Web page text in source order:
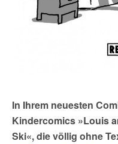
In Ihrem neuesten
Kindercomics »Louis
Ski«, die völlig ohne